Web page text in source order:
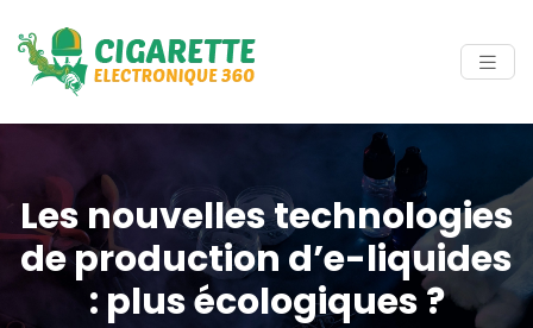
Les nouvelles technologies
de production d’e-liquides
: plus écologiques ?